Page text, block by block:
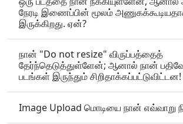
நேரடி இணைப்பின் மூலம்
இருக்கிறது. ஏன்?
நான் "Do not resize" விருப்பத்தைத்
தேர்ந்தெடுத்துள்ளேன்; ஆனால் நான்
படங்கள் இருந்தும் சிறிதாக்கப்பட்டுவிட்டன!
Image Upload மொடியை நான் எவ்வாறு